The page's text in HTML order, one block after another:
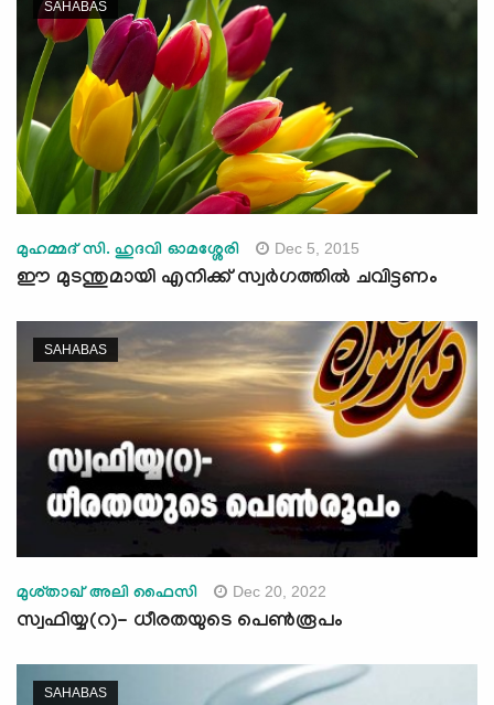
SAHABAS
മുഹമ്മദ് സി. ഹുദവി ഓമശ്ശേരി Dec 5, 2015
ഈ മുടന്തുമായി എനിക്ക് സ്വര്‍ഗത്തില്‍ ചവിട്ടണം
SAHABAS
മുശ്താഖ് അലി ഫൈസി Dec 20, 2022
സ്വഫിയ്യ(റ)- ധീരതയുടെ പെണ്‍രൂപം
SAHABAS